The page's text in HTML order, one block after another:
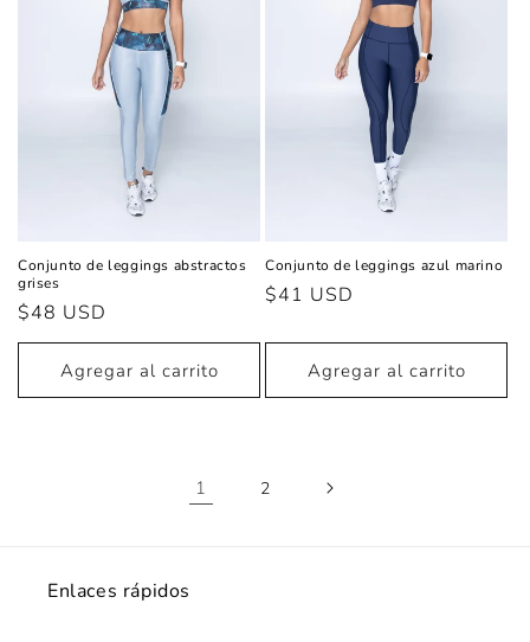
Conjunto de leggings abstractos
grises
Precio
habitual
$48 USD
Agregar al carrito
Conjunto de leggings azul marino
Precio
$41 USD
Agregar al carrito
1 2
Enlaces rápidos